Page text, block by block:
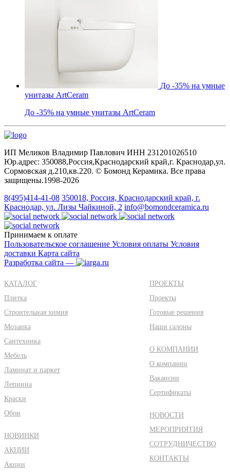
До -35% на умные
унитазы ArtCeram
До -35% на умные унитазы ArtCeram
ИП Меликов Владимир Павлович ИНН 231201026510
Юр.адрес: 350088,Россия,Краснодарский край,г. Краснодар,ул.
Сормовская д.210,кв.220. © Бомонд Керамика. Все права
защищены.1998‑2026
8(495)414-41-08 350018, Россия, Краснодарский край, г.
Краснодар, ул. Лизы Чайкиной, 2 info@bomondceramica.ru
Принимаем к оплате
Пользовательское соглашение Условия оплаты Условия
доставки Карта сайта
Разработка сайта —
КАТАЛОГ
Плитка
Строительная химия
Мозаика
Сантехника
Мебель
Ламинат и паркет
Лепнина
Краски
Обои
НОВИНКИ
АКЦИИ
Акции
ПРОЕКТЫ
Проекты
Готовые решения
Наши салоны
О КОМПАНИИ
О компании
Вакансии
Сертификаты
НОВОСТИ
МЕРОПРИЯТИЯ
СОТРУДНИЧЕСТВО
КОНТАКТЫ